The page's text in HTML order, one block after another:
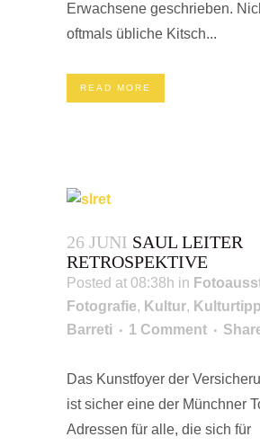
Erwachsene geschrieben.
oftmals übliche Kitsch...
READ MORE
26 JUNI SAUL LEITER
RETROSPEKTIVE
Posted at 08:38h in
Fotografie, Kultur,
Barreti
1 Comment
Das Kunstfoyer der
ist sicher eine der Münchner
Adressen für alle, die sich für